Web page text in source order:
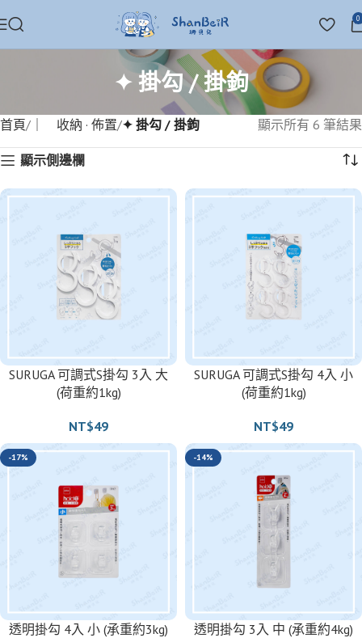
0
✦ 掛勾 / 掛鉤
首頁 ｜ 收納 · 佈置 ✦ 掛勾 / 掛鉤 顯示所有 6 筆結果
顯示側邊欄
SURUGA 可調式S掛勾 3入 大
(荷重約1kg)
NT$49
SURUGA 可調式S掛勾 4入 小
(荷重約1kg)
NT$49
-17%
透明掛勾 4入 小 (承重約3kg)
-14%
透明掛勾 3入 中 (承重約4kg)